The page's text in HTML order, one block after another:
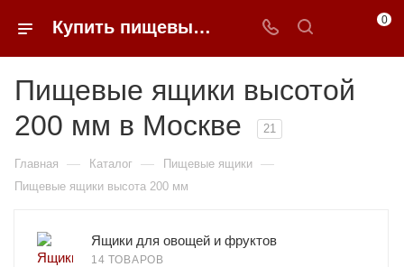
Купить пищевые ящики высотой 200 мм в Москве в 0FFER 0
Пищевые ящики высотой
200 мм в Москве
21
Главная — Каталог — Пищевые ящики —
Пищевые ящики высота 200 мм
Ящики для овощей и фруктов
14 ТОВАРОВ